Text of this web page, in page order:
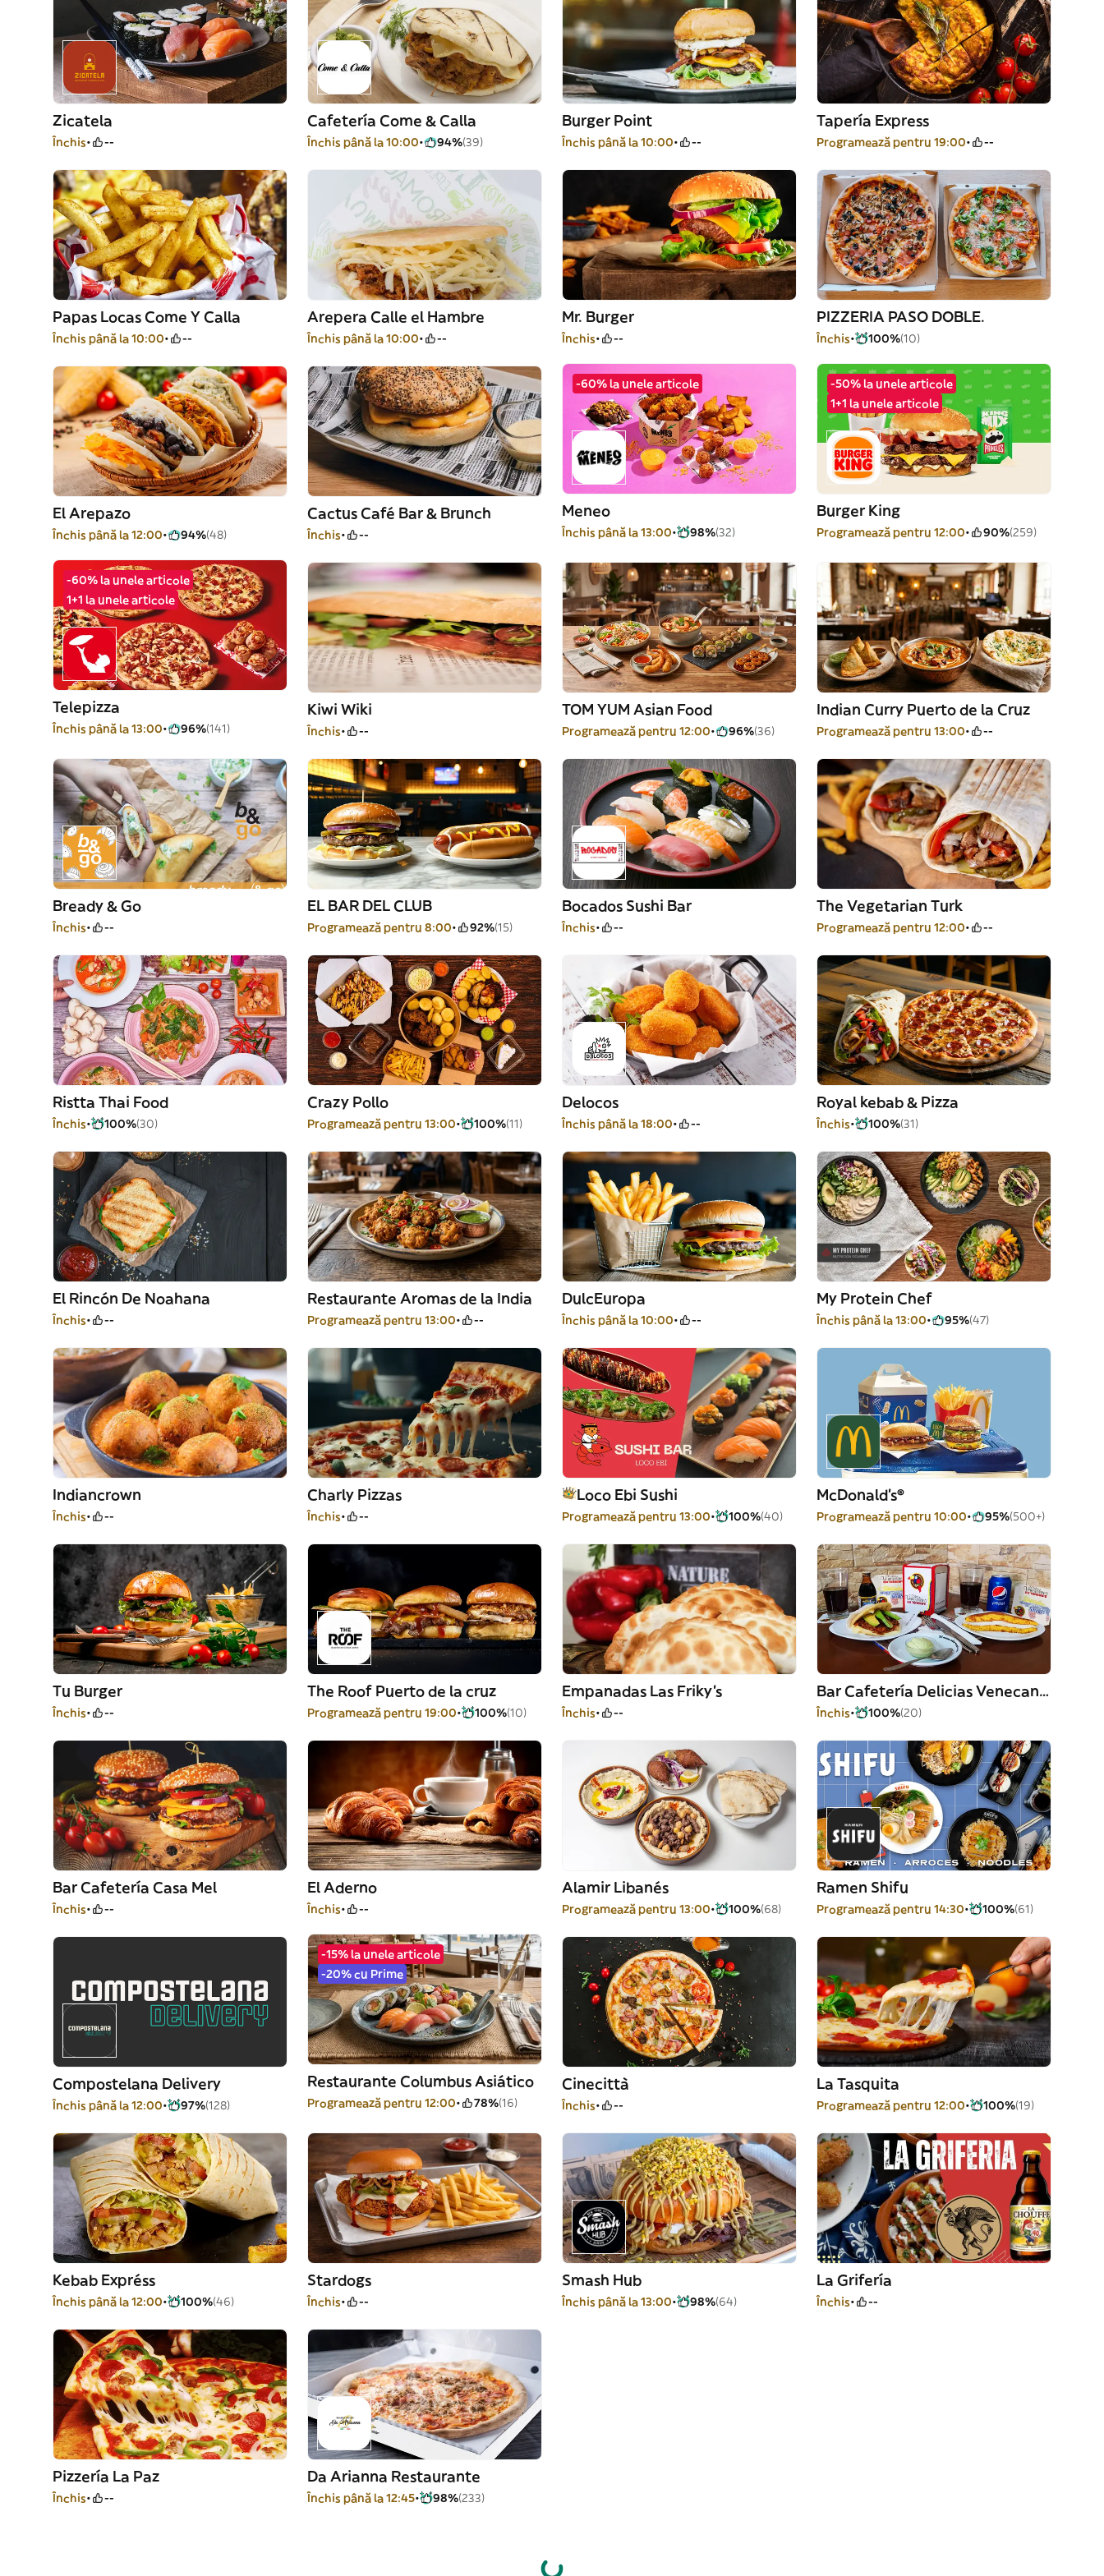
Zicatela
Închis --
Cafetería Come & Calla
Închis până la 10:00 94%(39)
Burger Point
Închis până la 10:00 --
Tapería Express
Programează pentru 19:00 --
Papas Locas Come Y Calla
Închis până la 10:00 --
Arepera Calle el Hambre
Închis până la 10:00 --
Mr. Burger
Închis --
PIZZERIA PASO DOBLE.
Închis 100%(10)
El Arepazo
Închis până la 12:00 94%(48)
Cactus Café Bar & Brunch
Închis --
-60% la unele articole
Meneo
Închis până la 13:00 98%(32)
-50% la unele articole
1+1 la unele articole
Burger King
Programează pentru 12:00 90%(259)
-60% la unele articole
1+1 la unele articole
Telepizza
Închis până la 13:00 96%(141)
Kiwi Wiki
Închis --
TOM YUM Asian Food
Programează pentru 12:00 96%(36)
Indian Curry Puerto de la Cruz
Programează pentru 13:00 --
Bready & Go
Închis --
EL BAR DEL CLUB
Programează pentru 8:00 92%(15)
Bocados Sushi Bar
Închis --
The Vegetarian Turk
Programează pentru 12:00 --
Ristta Thai Food
Închis 100%(30)
Crazy Pollo
Programează pentru 13:00 100%(11)
Delocos
Închis până la 18:00 --
Royal kebab & Pizza
Închis 100%(31)
El Rincón De Noahana
Închis --
Restaurante Aromas de la India
Programează pentru 13:00 --
DulcEuropa
Închis până la 10:00 --
My Protein Chef
Închis până la 13:00 95%(47)
Indiancrown
Închis --
Charly Pizzas
Închis --
Loco Ebi Sushi
Programează pentru 13:00 100%(40)
McDonald's®
Programează pentru 10:00 95%(500+)
Tu Burger
Închis --
The Roof Puerto de la cruz
Programează pentru 19:00 100%(10)
Empanadas Las Friky's
Închis --
Bar Cafetería Delicias Venecanarias
Închis 100%(20)
Bar Cafetería Casa Mel
Închis --
El Aderno
Închis --
Alamir Libanés
Programează pentru 13:00 100%(68)
Ramen Shifu
Programează pentru 14:30 100%(61)
Compostelana Delivery
Închis până la 12:00 97%(128)
-15% la unele articole
-20% cu Prime
Restaurante Columbus Asiático
Programează pentru 12:00 78%(16)
Cinecittà
Închis --
La Tasquita
Programează pentru 12:00 100%(19)
Kebab Expréss
Închis până la 12:00 100%(46)
Stardogs
Închis --
Smash Hub
Închis până la 13:00 98%(64)
La Grifería
Închis --
Pizzería La Paz
Închis --
Da Arianna Restaurante
Închis până la 12:45 98%(233)